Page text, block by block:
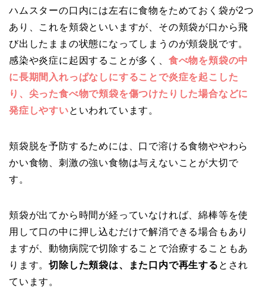
ハムスターの口内には左右に食物をためておく袋が2つ
あり、これを頬袋といいますが、その頬袋が口から飛
び出したままの状態になってしまうのが頬袋脱です。
感染や炎症に起因することが多く、 食べ物を頬袋の中
に長期間入れっぱなしにすることで炎症を起こした
り、尖った食べ物で頬袋を傷つけたりした場合などに
発症しやすいといわれています。
頬袋脱を予防するためには、口で溶ける食物ややわら
かい食物、刺激の強い食物は与えないことが大切で
す。
頬袋が出てから時間が経っていなければ、綿棒等を使
用して口の中に押し込むだけで解消できる場合もあり
ますが、動物病院で切除することで治療することもあ
ります。切除した頬袋は、また口内で再生する とされ
ています。